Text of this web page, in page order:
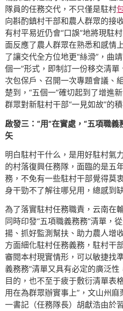
隊員的任務交代，不只僅是駐村
向斟酌鎮村干部和農人群眾的接
有村平易近仍會“口誤”地將現駐
面反應了農人群眾在熟悉和感情
了讓交代全方位地更“絲滑”，曲
個一”形式，即制訂一份移交清
次包保戶、召開一次專題會議、
楚到，“五個一”確切起到了增進
群眾對新駐村干部“一見如故”的
啟發三：“用”在實處，“五項職
矢
明白駐村干什么，是用好駐村氣
的村落復興任務隊，面臨的是五
務，不免有一些駐村干部覺得莫
身干勁不了解往哪兒用，總感到
為了落實駐村任務職責，云南在
同時印發“五項職義務務”清單，
揚、抓好監測幫扶、助力農人增
方面細化駐村任務義務，駐村干
審閱本村現實情形，可以敏捷找
義務務”清單又具有必定的廣泛
目的，也不至于疲于敷衍清單表
用在為群眾辦實事上”，文山州
一書記（任務隊長）胡獻浩由於